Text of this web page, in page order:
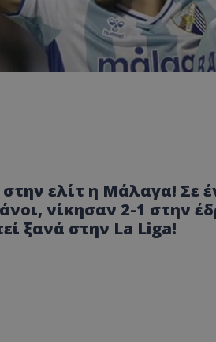
ελίτ η Μάλαγα! Σε
νίκησαν 2-1 στην
ξανά στην La Liga!